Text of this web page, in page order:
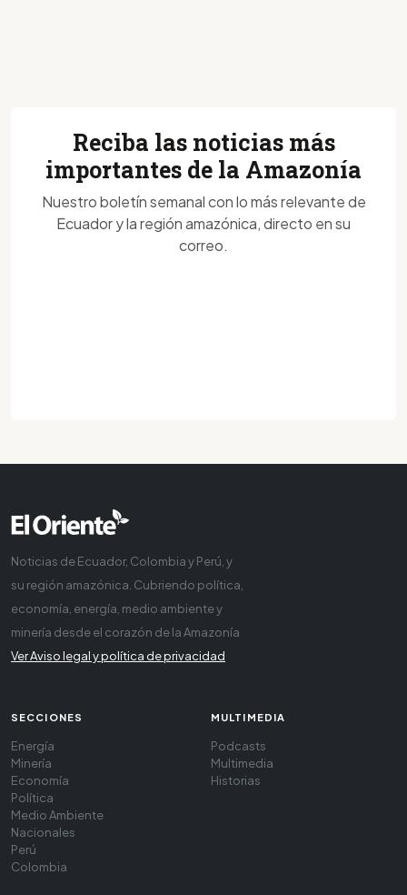
Reciba las noticias más
importantes de la Amazonía
Nuestro boletín semanal con lo más relevante de
Ecuador y la región amazónica, directo en su
correo.
Noticias de Ecuador, Colombia y Perú, y
su región amazónica. Cubriendo política,
economía, energía, medio ambiente y
minería desde el corazón de la Amazonía
Ver Aviso legal y política de privacidad
SECCIONES
Energía
Minería
Economía
Política
Medio Ambiente
Nacionales
Perú
Colombia
MULTIMEDIA
Podcasts
Multimedia
Historias